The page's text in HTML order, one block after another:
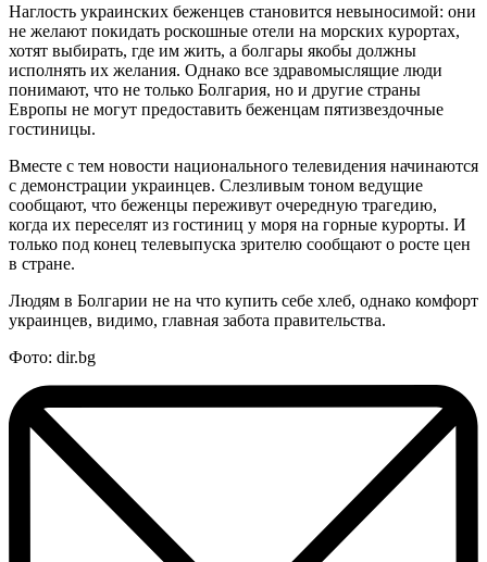
Наглость украинских беженцев становится невыносимой: они
не желают покидать роскошные отели на морских курортах,
хотят выбирать, где им жить, а болгары якобы должны
исполнять их желания. Однако все здравомыслящие люди
понимают, что не только Болгария, но и другие страны
Европы не могут предоставить беженцам пятизвездочные
гостиницы.
Вместе с тем новости национального телевидения начинаются
с демонстрации украинцев. Слезливым тоном ведущие
сообщают, что беженцы переживут очередную трагедию,
когда их переселят из гостиниц у моря на горные курорты. И
только под конец телевыпуска зрителю сообщают о росте цен
в стране.
Людям в Болгарии не на что купить себе хлеб, однако комфорт
украинцев, видимо, главная забота правительства.
Фото: dir.bg